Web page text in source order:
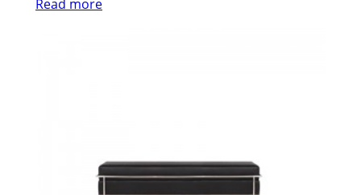
Read more